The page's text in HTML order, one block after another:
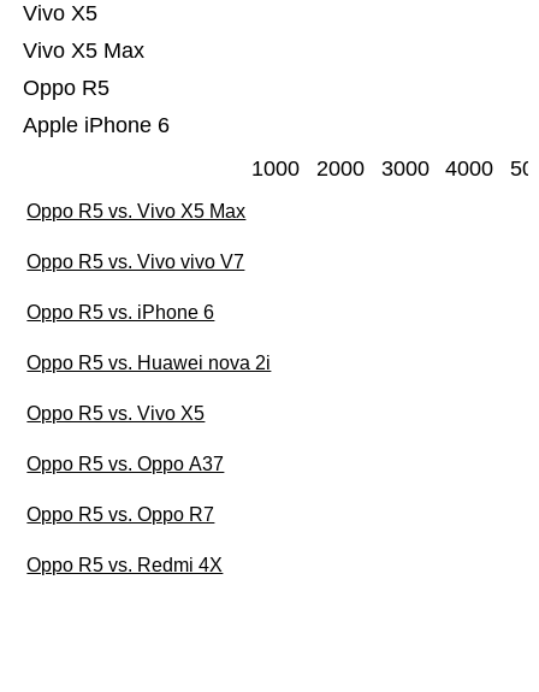
Apple iPhone 6
Oppo R5
Vivo X5 Max
Vivo X5
1000 2000 3000 4000
Oppo R5 vs. Vivo X5 Max
Oppo R5 vs. Vivo vivo V7
Oppo R5 vs. iPhone 6
Oppo R5 vs. Huawei nova 2i
Oppo R5 vs. Vivo X5
Oppo R5 vs. Oppo A37
Oppo R5 vs. Oppo R7
Oppo R5 vs. Redmi 4X